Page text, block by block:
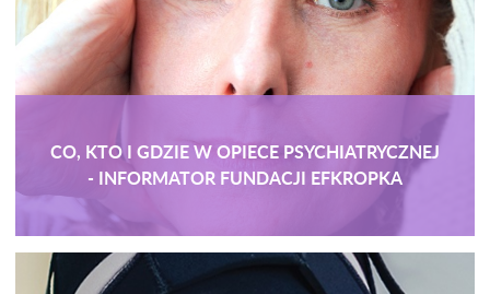
CO, KTO I GDZIE W OPIECE PSYCHIATRYCZNEJ
- INFORMATOR FUNDACJI EFKROPKA